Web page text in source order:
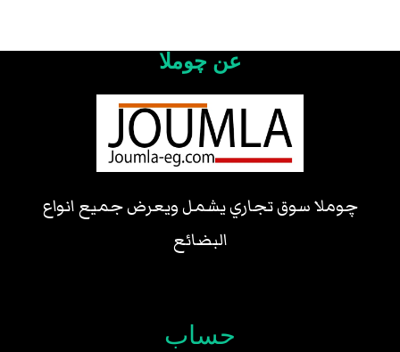
عن چوملا
چوملا سوق تجاري يشمل ويعرض جميع انواع
البضائع
حساب